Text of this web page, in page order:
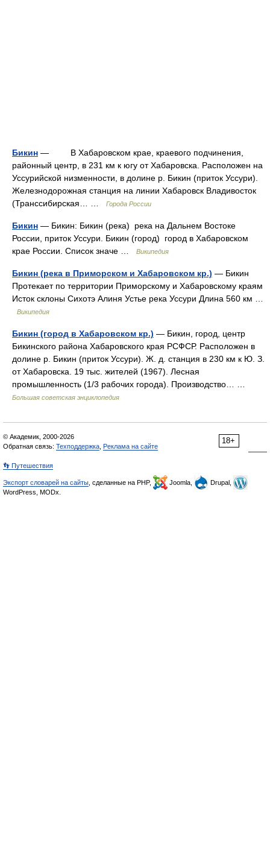
Бикин — В Хабаровском крае, краевого подчинения,
районный центр, в 231 км к югу от Хабаровска. Расположен на
Уссурийской низменности, в долине р. Бикин (приток Уссури).
Железнодорожная станция на линии Хабаровск Владивосток
(Транссибирская… …
Города России
Бикин — Бикин: Бикин (река) река на Дальнем Востоке
России, приток Уссури. Бикин (город) город в Хабаровском
крае России. Список значе …
Википедия
Бикин (река в Приморском и Хабаровском кр.) — Бикин
Протекает по территории Приморскому и Хабаровскому краям
Исток склоны Сихотэ Алиня Устье река Уссури Длина 560 км …
Википедия
Бикин (город в Хабаровском кр.) — Бикин, город, центр
Бикинского района Хабаровского края РСФСР. Расположен в
долине р. Бикин (приток Уссури). Ж. д. станция в 230 км к Ю. З.
от Хабаровска. 19 тыс. жителей (1967). Лесная
промышленность (1/3 рабочих города). Производство… …
Большая советская энциклопедия
18+
© Академик, 2000-2026
Обратная связь: Техподдержка Реклама на сайте
👣 Путешествия
Экспорт словарей на сайты , сделанные на PHP, Joomla,
Drupal,
WordPress, MODx.